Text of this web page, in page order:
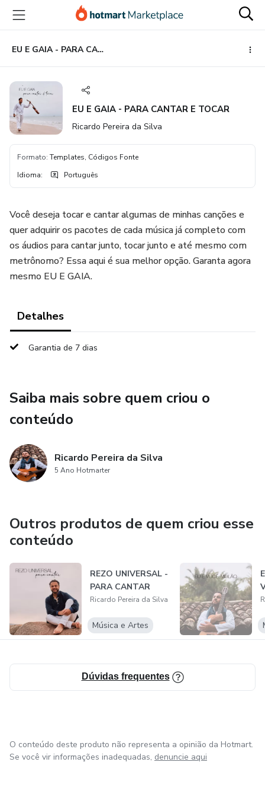
para
conteúdo
principal
para
pagamento
para
rodapé
EU E GAIA - PARA CANTAR E TOCAR
EU E GAIA - PARA CANTAR E TOCAR
Ricardo Pereira da Silva
Formato: Templates, Códigos Fonte
Idioma: Português
Você deseja tocar e cantar algumas de minhas canções e
quer adquirir os pacotes de cada música já completo com
os áudios para cantar junto, tocar junto e até mesmo com
metrônomo? Essa aqui é sua melhor opção. Garanta agora
mesmo EU E GAIA.
Detalhes
Garantia de 7 dias
Saiba mais sobre quem criou o
conteúdo
Ricardo Pereira da Silva
5 Ano Hotmarter
Outros produtos de quem criou esse
conteúdo
REZO UNIVERSAL -
PARA CANTAR
Ricardo Pereira da Silva
Música e Artes
Dúvidas frequentes
O conteúdo deste produto não representa a opinião da Hotmart.
Se você vir informações inadequadas, denuncie aqui